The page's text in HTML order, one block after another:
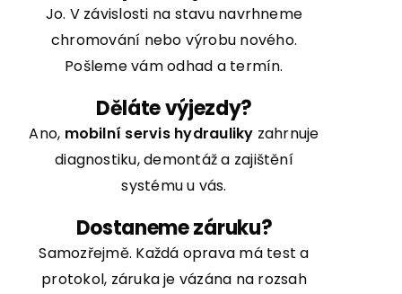
Jo. V závislosti na stavu navrhneme
chromování nebo výrobu nového.
Pošleme vám odhad a termín.
Děláte výjezdy?
Ano, mobilní servis hydrauliky zahrnuje
diagnostiku, demontáž a zajištění
systému u vás.
Dostaneme záruku?
Samozřejmě. Každá oprava má test a
protokol, záruka je vázána na rozsah